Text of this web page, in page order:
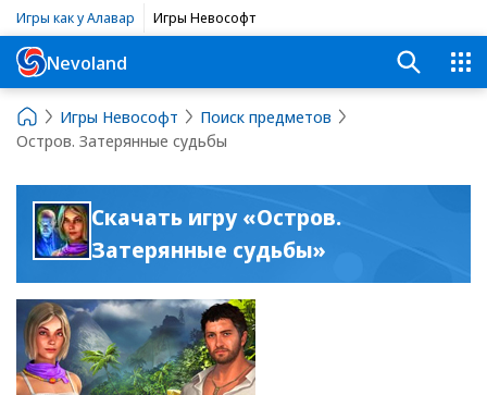
Игры как у Алавар Игры Невософт
Nevoland
Игры Невософт
Поиск предметов
Остров. Затерянные судьбы
Скачать игру «Остров.
Затерянные судьбы»